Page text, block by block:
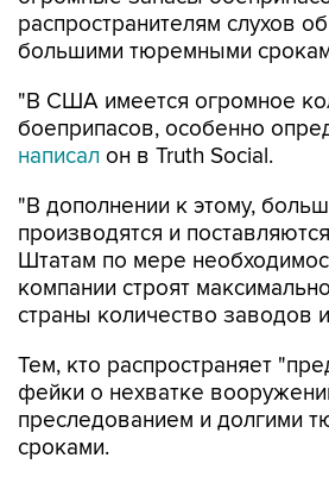
распространителям слухов
большими тюремными
"В США имеется огромное
боеприпасов, особенно
написал он в Truth Social.
"В дополнении к этому,
производятся и
Штатам по мере
компании строят
страны количество заводов
Тем, кто распространяет
фейки о нехватке
преследованием и долгими
сроками.